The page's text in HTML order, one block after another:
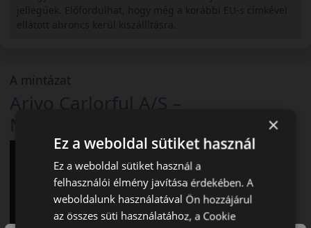
A mintázat
Arivo Carlorful A/S –
Négyévszakos gumiabroncs
×
Ez a weboldal sütiket használ
Ez a weboldal sütiket használ a
felhasználói élmény javítása érdekében. A
weboldalunk használatával Ön hozzájárul
az összes süti használatához, a Cookie